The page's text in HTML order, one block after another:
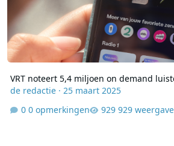
VRT noteert 5,4 miljoen on demand
de redactie· 25 maart 2025
0 opmerkingen
929